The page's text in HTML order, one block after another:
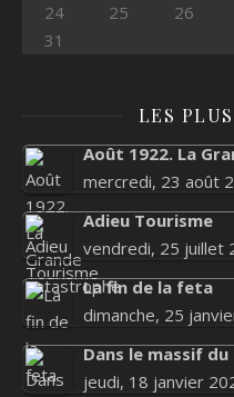
24
25 26
31
LES
Août 1922. La
mercredi, 23 août
Adieu Tourisme
vendredi, 25 juillet
La fin de la feta
dimanche, 25
Dans le massif du
jeudi, 18 janvier